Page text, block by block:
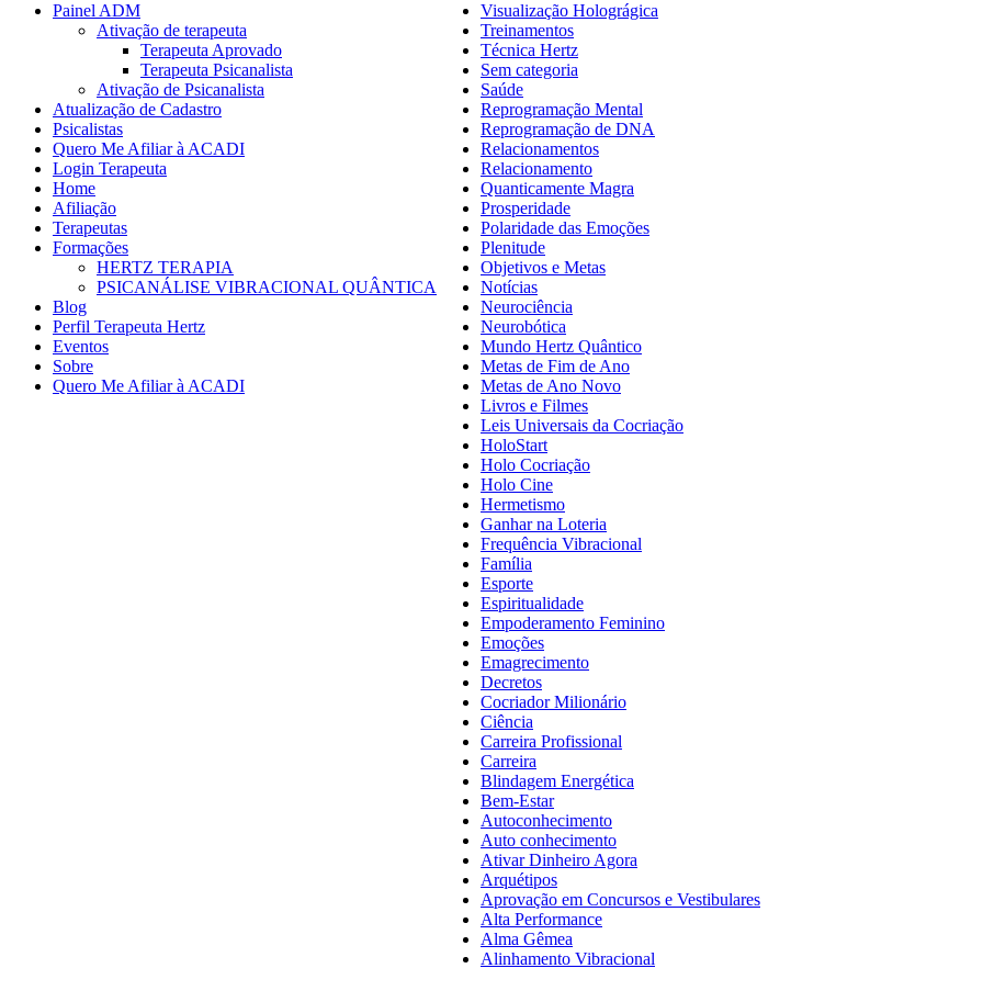
Painel ADM
Ativação de terapeuta
Terapeuta Aprovado
Terapeuta Psicanalista
Ativação de Psicanalista
Atualização de Cadastro
Psicalistas
Quero Me Afiliar à ACADI
Login Terapeuta
Home
Afiliação
Terapeutas
Formações
HERTZ TERAPIA
PSICANÁLISE VIBRACIONAL QUÂNTICA
Blog
Perfil Terapeuta Hertz
Eventos
Sobre
Quero Me Afiliar à ACADI
Visualização Holográgica
Treinamentos
Técnica Hertz
Sem categoria
Saúde
Reprogramação Mental
Reprogramação de DNA
Relacionamentos
Relacionamento
Quanticamente Magra
Prosperidade
Polaridade das Emoções
Plenitude
Objetivos e Metas
Notícias
Neurociência
Neurobótica
Mundo Hertz Quântico
Metas de Fim de Ano
Metas de Ano Novo
Livros e Filmes
Leis Universais da Cocriação
HoloStart
Holo Cocriação
Holo Cine
Hermetismo
Ganhar na Loteria
Frequência Vibracional
Família
Esporte
Espiritualidade
Empoderamento Feminino
Emoções
Emagrecimento
Decretos
Cocriador Milionário
Ciência
Carreira Profissional
Carreira
Blindagem Energética
Bem-Estar
Autoconhecimento
Auto conhecimento
Ativar Dinheiro Agora
Arquétipos
Aprovação em Concursos e Vestibulares
Alta Performance
Alma Gêmea
Alinhamento Vibracional